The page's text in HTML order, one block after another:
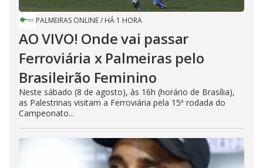
PALMEIRAS ONLINE/ HÁ 1 HORA
AO VIVO! Onde vai passar
Ferroviária x Palmeiras pelo
Brasileirão Feminino
Neste sábado (8 de agosto), às 16h (horário de Brasília),
as Palestrinas visitam a Ferroviária pela 15ª rodada do
Campeonato...